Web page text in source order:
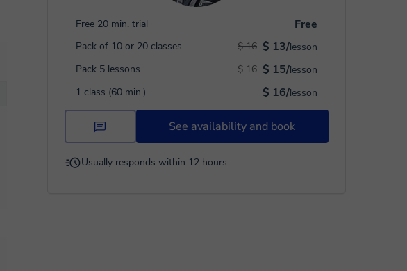
Free 20 min. trial Free
Pack of 10 or 20 classes $ 13/lesson
$ 16
Pack 5 lessons
$ 15/lesson
$ 16
1 class (60 min.)
$ 16/lesson
See availability and book
Usually responds within 12 hours